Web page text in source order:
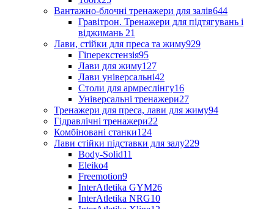
Вантажно-блочні тренажери для залів644
Гравітрон. Тренажери для підтягувань і
віджимань 21
Лави, стійки для преса та жиму929
Гіперекстензія95
Лави для жиму127
Лави універсальні42
Столи для армреслінгу16
Універсальні тренажери27
Тренажери для преса, лави для жиму94
Гідравлічні тренажери22
Комбіновані станки124
Лави стійки підставки для залу229
Body-Solid11
Eleiko4
Freemotion9
InterAtletika GYM26
InterAtletika NRG10